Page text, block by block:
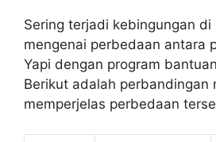
Sering terjadi kebingungan di
mengenai perbedaan antara
Yapi dengan program
Berikut adalah perbandingan
memperjelas perbedaan